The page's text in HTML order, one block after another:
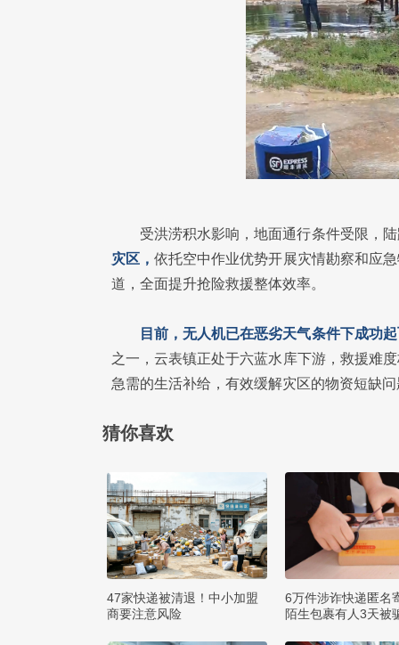
受洪涝积水影响，地面通行条件受限，
灾区，依托空中作业优势开展灾情勘察和应
道，全面提升抢险救援整体效率。
目前，无人机已在恶劣天气条件下成功
之一，云表镇正处于六蓝水库下游，救援难
急需的生活补给，有效缓解灾区的物资短缺
猜你喜欢
47家快递被清退！中小加盟
商要注意风险
6万件涉诈快递匿名
陌生包裹有人3天被